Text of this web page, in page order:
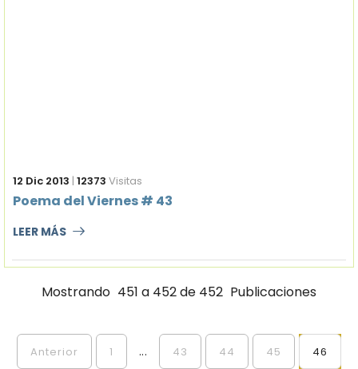
12 Dic 2013 | 12373 Visitas
Poema del Viernes # 43
LEER MÁS
Mostrando 451 a 452 de 452 Publicaciones
Anterior 1 ... 43 44 45 46